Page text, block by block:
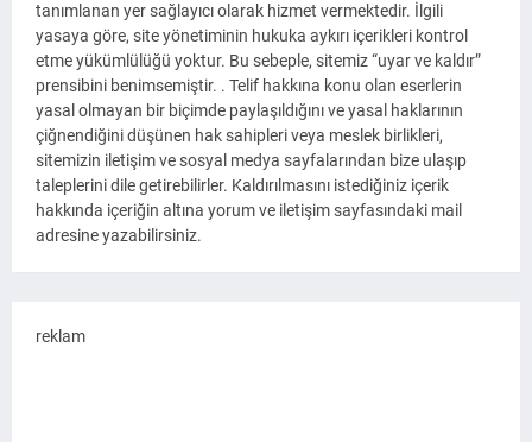
tanımlanan yer sağlayıcı olarak hizmet vermektedir. İlgili
yasaya göre, site yönetiminin hukuka aykırı içerikleri kontrol
etme yükümlülüğü yoktur. Bu sebeple, sitemiz “uyar ve kaldır”
prensibini benimsemiştir. . Telif hakkına konu olan eserlerin
yasal olmayan bir biçimde paylaşıldığını ve yasal haklarının
çiğnendiğini düşünen hak sahipleri veya meslek birlikleri,
sitemizin iletişim ve sosyal medya sayfalarından bize ulaşıp
taleplerini dile getirebilirler. Kaldırılmasını istediğiniz içerik
hakkında içeriğin altına yorum ve iletişim sayfasındaki mail
adresine yazabilirsiniz.
reklam